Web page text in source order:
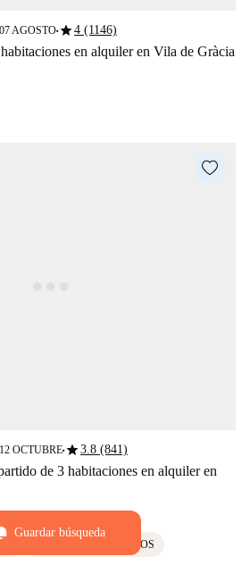
AGOSTO■star4 (1146)
en alquiler en Vila de Gràcia
OCTUBRE■star3.8 (841)
de 3 habitaciones en alquiler en
GASTOS INCLUIDOS
Guardar búsqueda